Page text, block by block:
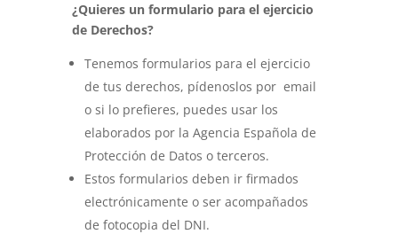
¿Quieres un formulario para el ejercicio
de Derechos?
Tenemos formularios para el ejercicio
de tus derechos, pídenoslos por email
o si lo prefieres, puedes usar los
elaborados por la Agencia Española de
Protección de Datos o terceros.
Estos formularios deben ir firmados
electrónicamente o ser acompañados
de fotocopia del DNI.